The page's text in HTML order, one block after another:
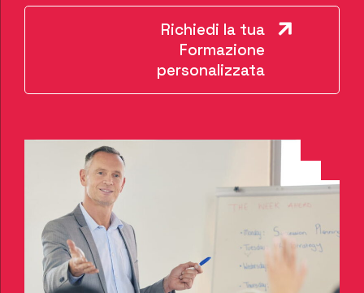
Richiedi la tua
Formazione
personalizzata